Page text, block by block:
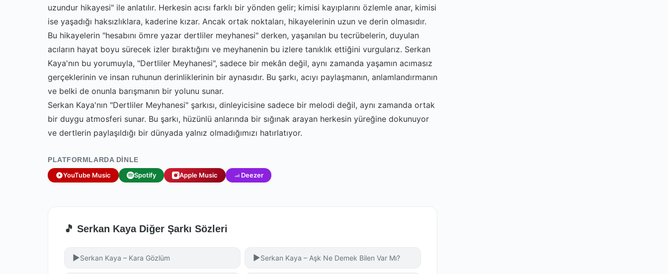
uzundur hikayesi" ile anlatılır. Herkesin acısı farklı bir yönden gelir; kimisi kayıplarını özlemle anar, kimisi
ise yaşadığı haksızlıklara, kaderine kızar. Ancak ortak noktaları, hikayelerinin uzun ve derin olmasıdır.
Bu hikayelerin "hesabını ömre yazar dertliler meyhanesi" derken, yaşanılan bu tecrübelerin, duyulan
acıların hayat boyu sürecek izler bıraktığını ve meyhanenin bu izlere tanıklık ettiğini vurgularız. Serkan
Kaya'nın bu yorumuyla, "Dertliler Meyhanesi", sadece bir mekân değil, aynı zamanda yaşamın acımasız
gerçeklerinin ve insan ruhunun derinliklerinin bir aynasıdır. Bu şarkı, acıyı paylaşmanın, anlamlandırmanın
ve belki de onunla barışmanın bir yolunu sunar.
Serkan Kaya'nın "Dertliler Meyhanesi" şarkısı, dinleyicisine sadece bir melodi değil, aynı zamanda ortak
bir duygu atmosferi sunar. Bu şarkı, hüzünlü anlarında bir sığınak arayan herkesin yüreğine dokunuyor
ve dertlerin paylaşıldığı bir dünyada yalnız olmadığımızı hatırlatıyor.
PLATFORMLARDA DINLE
YouTube Music
Spotify Apple Music Deezer
🎵 Serkan Kaya Diğer Şarkı Sözleri
▶Serkan Kaya – Kara Gözlüm ▶Serkan Kaya – Aşk Ne Demek Bilen Var Mı?